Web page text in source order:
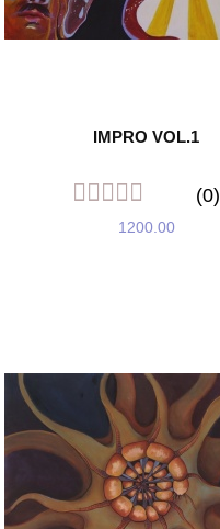
IMPRO VOL.1
(0)
1200.00